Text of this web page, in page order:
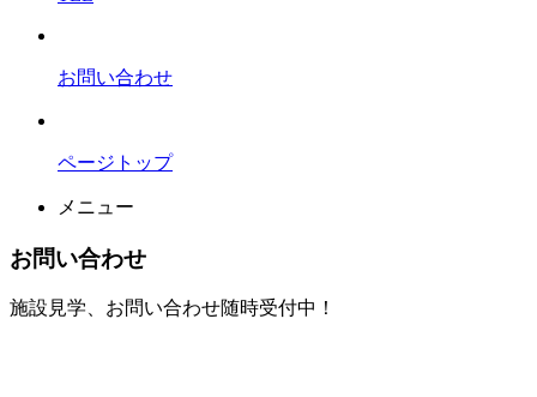
お問い合わせ
ページトップ
メニュー
お問い合わせ
施設見学、お問い合わせ随時受付中！